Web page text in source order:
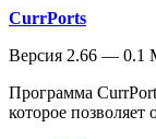
CurrPorts
Версия 2.66 — 0.1
Программа
которое позволяет